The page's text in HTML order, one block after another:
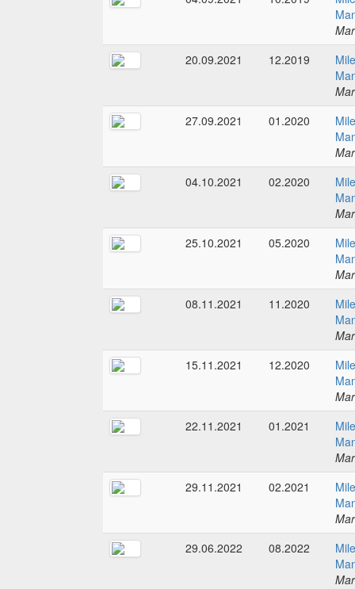
20.09.2021
12.2019
27.09.2021
01.2020
04.10.2021
02.2020
25.10.2021
05.2020
08.11.2021
11.2020
15.11.2021
12.2020
22.11.2021
01.2021
29.11.2021
02.2021
29.06.2022
08.2022